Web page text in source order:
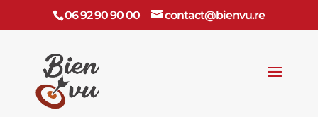
06 92 90 90 00 contact@bienvu.re